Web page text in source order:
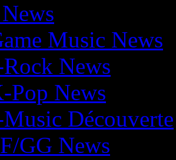
Music News
Rock News
Pop News
Music Découverte
GG News